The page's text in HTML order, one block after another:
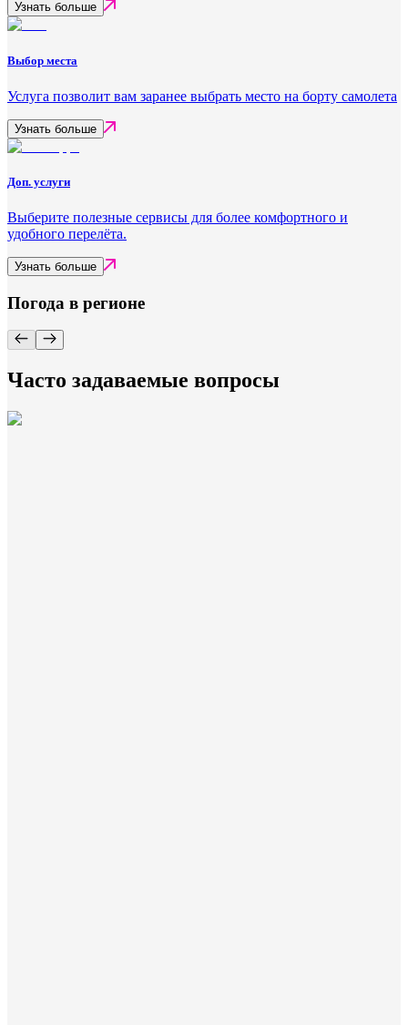
Узнать больше
Выбор места
Услуга позволит вам заранее выбрать место на борту самолета
Узнать больше
Доп. услуги
Выберите полезные сервисы для более комфортного и
удобного перелёта.
Узнать больше
Погода в регионе
Часто задаваемые вопросы